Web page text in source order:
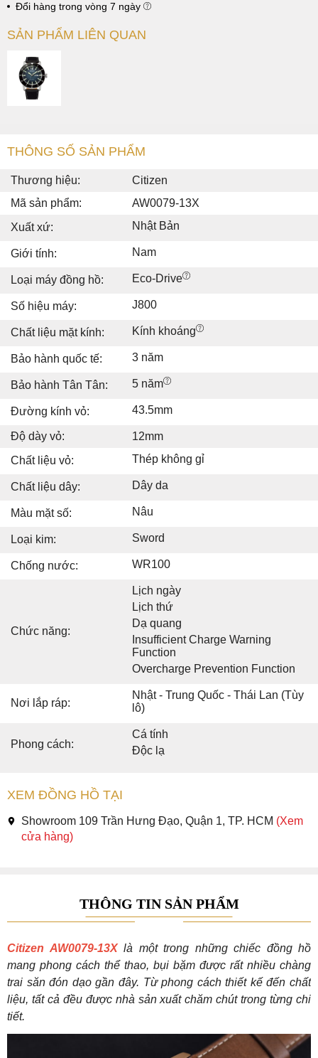
Đổi hàng trong vòng 7 ngày
SẢN PHẨM LIÊN QUAN
THÔNG SỐ SẢN PHẨM
Thương hiệu:
Citizen
Mã sản phẩm:
AW0079-13X
Xuất xứ:
Nhật Bản
Giới tính: Nam
Loại máy đồng hồ: Eco-Drive
Số hiệu máy: J800
Chất liệu mặt kính: Kính khoáng
Bảo hành quốc tế: 3 năm
Bảo hành Tân Tân: 5 năm
Đường kính vỏ: 43.5mm
Độ dày vỏ:
12mm
Chất liệu vỏ:
Thép không gỉ
Chất liệu dây: Dây da
Màu mặt số: Nâu
Loại kim: Sword
Chống nước: WR100
Chức năng:
Lịch ngày
Lịch thứ
Dạ quang
Insufficient Charge Warning
Function
Overcharge Prevention Function
Nơi lắp ráp:
Nhật - Trung Quốc - Thái Lan (Tùy
lô)
Phong cách:
Cá tính
Độc lạ
XEM ĐỒNG HỒ TẠI
Showroom 109 Trần Hưng Đạo, Quận 1, TP. HCM (Xem
cửa hàng)
THÔNG TIN SẢN PHẨM
Citizen AW0079-13Xlà một trong những chiếc đồng hồ
mang phong cách thể thao, bụi bặm được rất nhiều chàng
trai săn đón dạo gần đây. Từ phong cách thiết kế đến chất
liệu, tất cả đều được nhà sản xuất chăm chút trong từng chi
tiết.